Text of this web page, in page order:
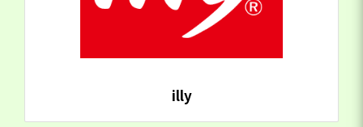
illy